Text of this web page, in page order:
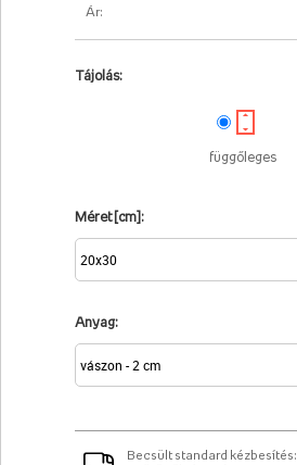
Ár:
Tájolás:
függőleges
Méret [cm]:
Anyag:
Becsült standard kézbesítés: